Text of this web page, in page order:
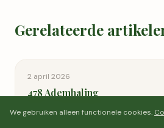
Gerelateerde
2 april 2026
478 Ademhaling
We gebruiken alleen functionele cookies.